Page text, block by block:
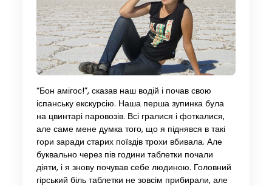
“Бон амігос!”, сказав наш водій і почав свою
іспанську екскурсію. Наша перша зупинка була
на цвинтарі паровозів. Всі гралися і фоткалися,
але саме мене думка того, що я піднявся в такі
гори заради старих поїздів трохи вбивала. Але
буквально через пів години таблетки почали
діяти, і я знову почував себе людиною. Головний
гірський біль таблетки не зовсім прибирали, але